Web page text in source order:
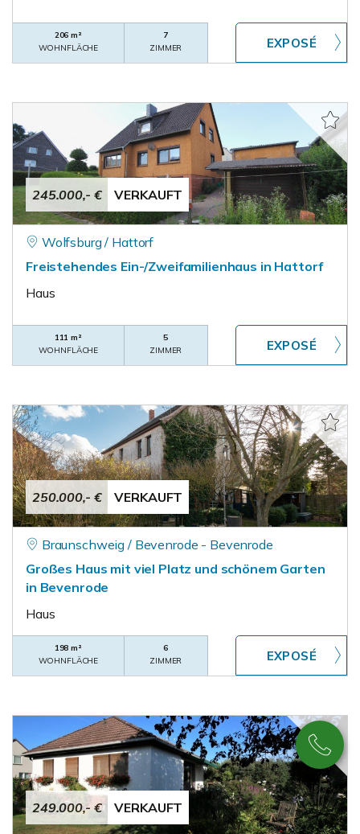
206 m²
WOHNFLÄCHE
7
ZIMMER
245.000,- € VERKAUFT
Wolfsburg / Hattorf
Freistehendes Ein-/Zweifamilienhaus in Hattorf
Haus
111 m²
WOHNFLÄCHE
5
ZIMMER
250.000,- € VERKAUFT
Braunschweig / Bevenrode - Bevenrode
Großes Haus mit viel Platz und schönem Garten
in Bevenrode
Haus
198 m²
WOHNFLÄCHE
6
ZIMMER
249.000,- € VERKAUFT